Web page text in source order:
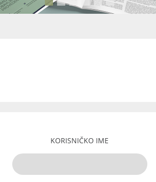
KORISNIČKO IME